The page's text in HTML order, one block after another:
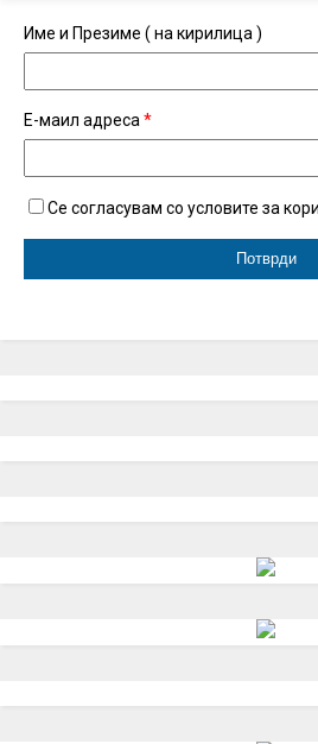
Име и Презиме ( на кирилица )
Е-маил адреса *
Се согласувам со условите за